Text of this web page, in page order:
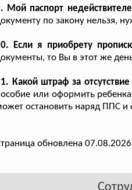
Мой паспорт
по закону нельзя,
Если я приобрету
то Вы в этот же
Какой штраф за отсутствие
или оформить
остановить наряд ППС и
обновлена 07.08.2026